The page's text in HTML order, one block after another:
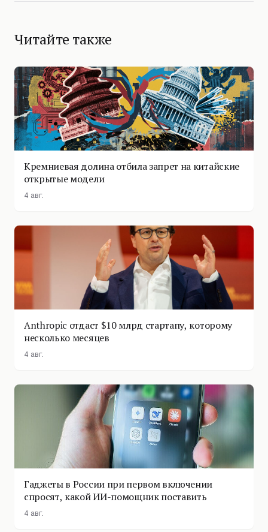
Читайте также
Кремниевая долина отбила запрет на китайские
открытые модели
4 авг.
Anthropic отдаст $10 млрд стартапу, которому
несколько месяцев
4 авг.
Гаджеты в России при первом включении
спросят, какой ИИ-помощник поставить
4 авг.